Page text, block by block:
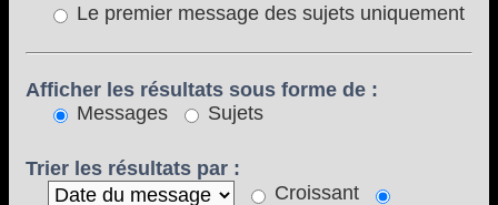
Le premier message des sujets uniquement
Afficher les résultats sous forme de :
Messages
Sujets
Trier les résultats par :
Croissant